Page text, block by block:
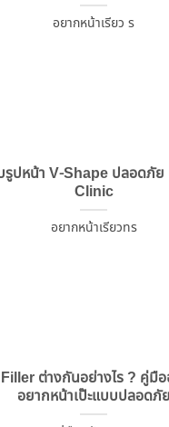
อยากหน้าเรียว ร
รูปหน้า V-Shape ปลอดภั
Clinic
อยากหน้าเรียวทร
ต่างกันอย่างไร ? คู่
อยากหน้าเป๊ะแบบปลอดภัย